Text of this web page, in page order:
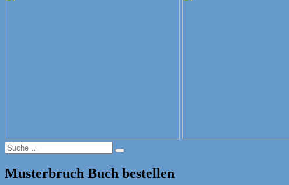
Suche
nach:
Suche
Musterbruch Buch bestellen